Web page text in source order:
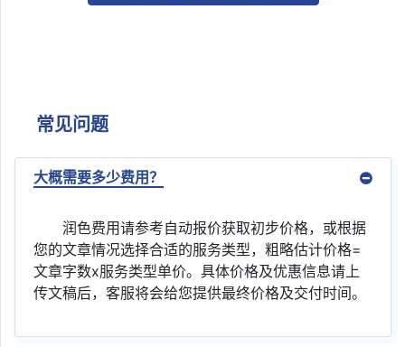
常见问题
大概需要多少费用？
润色费用请参考自动报价获取初步价格，或根据
您的文章情况选择合适的服务类型，粗略估计价格=
文章字数x服务类型单价。具体价格及优惠信息请上
传文稿后，客服将会给您提供最终价格及交付时间。